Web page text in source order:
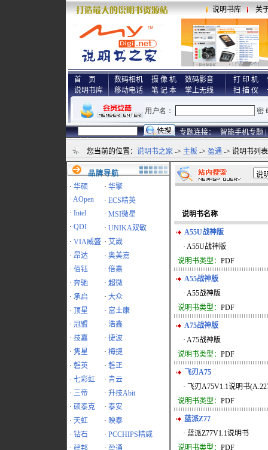
说明书库 关
首 页
说明书库
数码相机 摄 像 机
数码影音
移动电话
笔 记 本 掌上无线
打 印 机
扫 描 仪
专题连接： 智能手机专题 |
您当前的位置： 说明书之家 -> 主板 -> 盈通 -> 说明书列表
品牌导航
· 华硕 · 华擎
· AOpen · ECS精英
· Intel · MSI微星
· QDI · UNIKA双敏
· VIA威盛 · 艾崴
· 昂达 · 奥美嘉
· 佰钰 · 倍嘉
· 奔驰 · 超微
· 承启 · 大众
·
顶星 · 富士康
· 冠盟 · 浩鑫
· 技嘉 · 捷波
· 隽星 · 梅捷
· 磐英 · 磐正
· 七彩虹 · 青云
· 三帝 · 升技Abit
· 硕泰克 · 泰安
· 天虹 · 映泰
· 钻石 · PCCHIPS精威
· 建邦 · 盈通
说明书名称
A55U战神版
· A55U战神版
说明书类型： PDF
A55战神版
· A55战神版
说明书类型： PDF
A75战神版
· A75战神版
说明书类型： PDF
飞刃A75
· 飞刃A75V1.1说明书
说明书类型： PDF
蓝派Z77
· 蓝派Z77V1.1说明书
说明书类型： PDF